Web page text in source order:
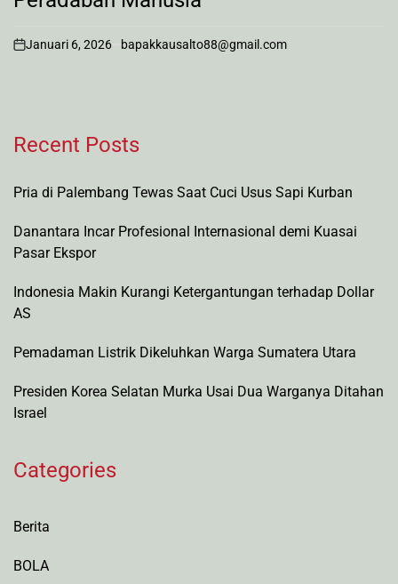
on
Januari 6, 2026 bapakkausalto88@gmail.com
Recent Posts
Pria di Palembang Tewas Saat Cuci Usus Sapi Kurban
Danantara Incar Profesional Internasional demi Kuasai
Pasar Ekspor
Indonesia Makin Kurangi Ketergantungan terhadap Dollar
AS
Pemadaman Listrik Dikeluhkan Warga Sumatera Utara
Presiden Korea Selatan Murka Usai Dua Warganya Ditahan
Israel
Categories
Berita
BOLA